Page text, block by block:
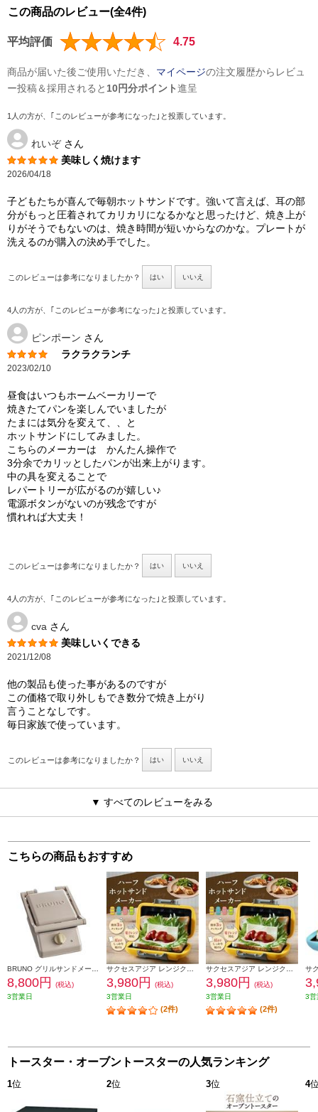
この商品のレビュー(全4件)
平均評価 4.75
商品が届いた後ご使用いただき、 マイページの注文履歴からレビュ
ー投稿＆採用されると 10円分ポイント進呈
1人の方が、｢このレビューが参考になった｣と投票しています。
れいぞさん
美味しく焼けます
2026/04/18
子どもたちが喜んで毎朝ホットサンドです。強いて言えば、耳の部
分がもっと圧着されてカリカリになるかなと思ったけど、焼き上が
りがそうでもないのは、焼き時間が短いからなのかな。プレートが
洗えるのが購入の決め手でした。
このレビューは参考になりましたか？ はい いいえ
4人の方が、｢このレビューが参考になった｣と投票しています。
ピンポーン さん
ラクラクランチ
2023/02/10
昼食はいつもホームベーカリーで
焼きたてパンを楽しんでいましたが
たまには気分を変えて、、と
ホットサンドにしてみました。
こちらのメーカーは かんたん操作で
3分余でカリッとしたパンが出来上がります。
中の具を変えることで
レパートリーが広がるのが嬉しい♪
電源ボタンがないのが残念ですが
慣れれば大丈夫！
このレビューは参考になりましたか？ はい いいえ
4人の方が、｢このレビューが参考になった｣と投票しています。
cva さん
美味しいくできる
2021/12/08
他の製品も使った事があるのですが
この価格で取り外しもでき数分で焼き上がり
言うことなしです。
毎日家族で使っています。
このレビューは参考になりましたか？ はい いいえ
▼ すべてのレビューをみる
こちらの商品もおすすめ
8,800円
(税込)
3営業日
3,980円
(税込)
3営業日
(2件)
3,980円
(税込)
3営業日
(2件)
3営
トースター・オーブントースターの人気ランキング
1位 2位 3位 4